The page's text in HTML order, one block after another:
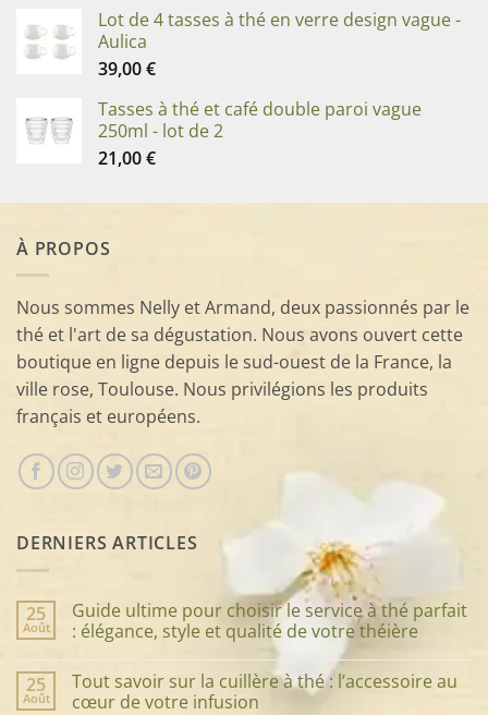
Lot de 4 tasses à thé en verre design vague -
Aulica
39,00€
Tasses à thé et café double paroi vague
250ml - lot de 2
21,00€
À PROPOS
Nous sommes Nelly et Armand, deux passionnés par le
thé et l'art de sa dégustation. Nous avons ouvert cette
boutique en ligne depuis le sud-ouest de la France, la
ville rose, Toulouse. Nous privilégions les produits
français et européens.
DERNIERS ARTICLES
25
Août
Guide ultime pour choisir le service à thé parfait
: élégance, style et qualité de votre théière
sur
Guide
ultime
25
Août
Tout savoir sur la cuillère à thé : l’accessoire au
cœur de votre infusion